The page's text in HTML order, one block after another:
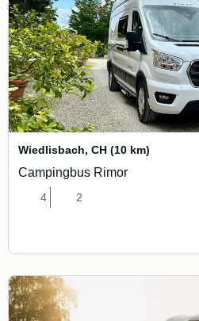
Wiedlisbach, CH (10 km)
Campingbus Rimor
4 2